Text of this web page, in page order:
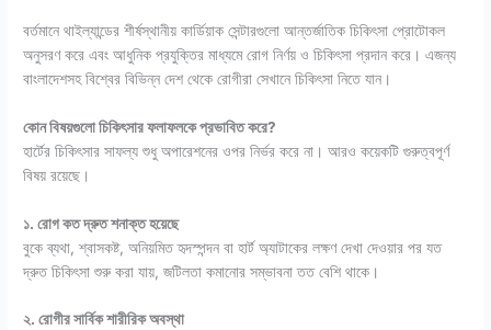
বর্তমানে থাইল্যান্ডের শীর্ষস্থানীয় কার্ডিয়াক সেন্টারগুলো আন্তর্জাতিক চিকিৎসা প্রোটোকল
অনুসরণ করে এবং আধুনিক প্রযুক্তির মাধ্যমে রোগ নির্ণয় ও চিকিৎসা প্রদান করে। এজন্য
বাংলাদেশসহ বিশ্বের বিভিন্ন দেশ থেকে রোগীরা সেখানে চিকিৎসা নিতে যান।
কোন বিষয়গুলো চিকিৎসার ফলাফলকে প্রভাবিত করে?
হার্টের চিকিৎসার সাফল্য শুধু অপারেশনের ওপর নির্ভর করে না। আরও কয়েকটি গুরুত্বপূর্ণ
বিষয় রয়েছে।
১. রোগ কত দ্রুত শনাক্ত হয়েছে
বুকে ব্যথা, শ্বাসকষ্ট, অনিয়মিত হৃদস্পন্দন বা হার্ট অ্যাটাকের লক্ষণ দেখা দেওয়ার পর যত
দ্রুত চিকিৎসা শুরু করা যায়, জটিলতা কমানোর সম্ভাবনা তত বেশি থাকে।
২. রোগীর সার্বিক শারীরিক অবস্থা